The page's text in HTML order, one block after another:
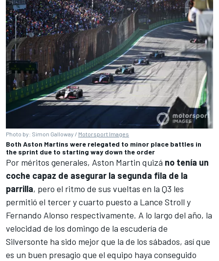
Photo by: Simon Galloway / Motorsport Images
Both Aston Martins were relegated to minor place battles in
the sprint due to starting way down the order
Por méritos generales, Aston Martin quizá no tenía un
coche capaz de asegurar la segunda fila de la
parrilla, pero el ritmo de sus vueltas en la Q3 les
permitió el tercer y cuarto puesto a Lance Stroll y
Fernando Alonso respectivamente. A lo largo del año, la
velocidad de los domingo de la escudería de
Silversonte ha sido mejor que la de los sábados, así que
es un buen presagio que el equipo haya conseguido